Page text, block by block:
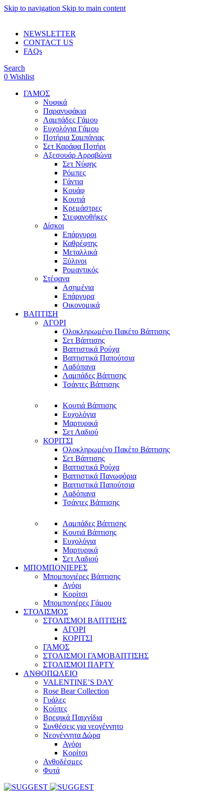
Skip to navigation Skip to main content
NEWSLETTER
CONTACT US
FAQs
Search
0 Wishlist
ΓΑΜΟΣ
Νυφικά
Παρανυφάκια
Λαμπάδες Γάμου
Ευχολόγια Γάμου
Ποτήρια Σαμπάνιας
Σετ Καράφα Ποτήρι
Αξεσουάρ Αρραβώνα
Σετ Νύφης
Ρόμπες
Γάντια
Κουάφ
Κουτιά
Κρεμάστρες
Στεφανοθήκες
Δίσκοι
Επάργυροι
Καθρέφτης
Μεταλλικά
Ξύλινοι
Ρομαντικός
Στέφανα
Ασημένια
Επάργυρα
Οικονομικά
ΒΑΠΤΙΣΗ
ΑΓΟΡΙ
Ολοκληρωμένο Πακέτο Βάπτισης
Σετ Βάπτισης
Βαπτιστικά Ρούχα
Βαπτιστικά Παπούτσια
Λαδόπανα
Λαμπάδες Βάπτισης
Τσάντες Βάπτισης
Κουτιά Βάπτισης
Ευχολόγια
Μαρτυρικά
Σετ Λαδιού
ΚΟΡΙΤΣΙ
Ολοκληρωμένο Πακέτο Βάπτισης
Σετ Βάπτισης
Βαπτιστικά Ρούχα
Βαπτιστικά Πανωφόρια
Βαπτιστικά Παπούτσια
Λαδόπανα
Τσάντες Βάπτισης
Λαμπάδες Βάπτισης
Κουτιά Βάπτισης
Ευχολόγια
Μαρτυρικά
Σετ Λαδιού
ΜΠΟΜΠΟΝΙΕΡΕΣ
Μπομπονιέρες Βάπτισης
Αγόρι
Κορίτσι
Μπομπονιέρες Γάμου
ΣΤΟΛΙΣΜΟΣ
ΣΤΟΛΙΣΜΟΙ ΒΑΠΤΙΣΗΣ
ΑΓΟΡΙ
ΚΟΡΙΤΣΙ
ΓΑΜΟΣ
ΣΤΟΛΙΣΜΟΙ ΓΑΜΟΒΑΠΤΙΣΗΣ
ΣΤΟΛΙΣΜΟΙ ΠΑΡΤΥ
ΑΝΘΟΠΩΛΕΙΟ
VALENTINE’S DAY
Rose Bear Collection
Γυάλες
Κούπες
Βρεφικά Παιχνίδια
Συνθέσεις για νεογέννητο
Νεογέννητα Δώρα
Αγόρι
Κορίτσι
Ανθοδέσμες
Φυτά